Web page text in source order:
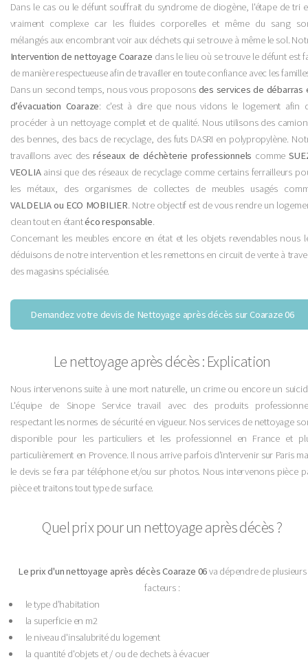
Dans le cas ou le défunt souffrait du syndrome de diogène, l'étape de tri
vraiment complexe car les fluides corporelles et même du sang
mélangés aux encombrant voir aux déchets qui se trouve à même le sol.
Intervention de nettoyage Coaraze dans le lieu où se trouve le défunt est
de manière respectueuse afin de travailler en toute confiance avec les
Dans un second temps, nous vous proposons des services de débarras
d’évacuation Coaraze: c'est à dire que nous vidons le logement afin
procéder à un nettoyage complet et de qualité. Nous utilisons des
des bennes, des bacs de recyclage, des futs DASRI en polypropylène.
travaillons avec desréseaux de déchèterie professionnels comme
VEOLIA ainsi que des réseaux de recyclage comme certains ferrailleurs
les métaux, des organismes de collectes de meubles usagés
VALDELIA ou ECO MOBILIER. Notre objectif est de vous rendre un
clean tout en étantéco responsable.
Concernant les meubles encore en état et les objets revendables nous
déduisons de notre intervention et les remettons en circuit de vente à
des magasins spécialisée.
Demandez votre devis de Nettoyage après décès sur Coaraze 06
Le nettoyage après décès : Explication
Nous intervenons suite à une mort naturelle, un crime ou encore un
L'équipe de Sinope Service travail avec des produits
respectant les normes de sécurité en vigueur. Nos services de nettoyage
disponible pour les particuliers et les professionnel en France et
particulièrement en Provence. Il nous arrive parfois d'intervenir sur Paris
le devis se fera par téléphone et/ou sur photos. Nous intervenons pièce
pièce et traitons tout type de surface.
Quel prix pour un nettoyage après décès ?
Le prix d'un nettoyage après décès Coaraze 06va dépendre de plusieurs
facteurs :
le type d’habitation
la superficie en m2
le niveau d'insalubrité du logement
la quantité d'objets et / ou de dechets à évacuer